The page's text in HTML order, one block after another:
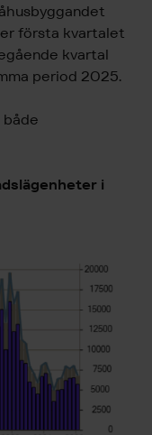
första kvartalet
kvartal
period 2025.
både
i